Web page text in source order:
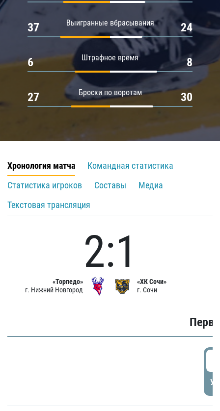
Выигранные вбрасывания
37 24
Штрафное время
6 8
Броски по воротам
27 30
Хронология матча
Командная статистика
Статистика игроков
Составы
Медиа
Текстовая трансляция
«Торпедо»
г. Нижний Новгород
2:1
«ХК Сочи»
г. Сочи